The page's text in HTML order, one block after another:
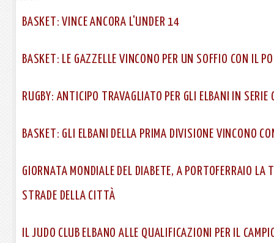
BASKET: VINCE ANCORA L'UNDER 14
BASKET: LE GAZZELLE VINCONO PER UN SOFFIO CON IL
RUGBY: ANTICIPO TRAVAGLIATO PER GLI ELBANI IN SERIE
BASKET: GLI ELBANI DELLA PRIMA DIVISIONE VINCONO
GIORNATA MONDIALE DEL DIABETE, A PORTOFERRAIO LA
STRADE DELLA CITTÀ
IL JUDO CLUB ELBANO ALLE QUALIFICAZIONI PER IL